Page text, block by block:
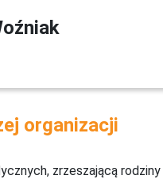
organizacji
zrzeszającą